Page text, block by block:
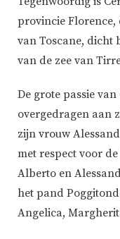
provincie
van Toscane, dicht
van de zee van
De grote passie
overgedragen aan
zijn vrouw
met respect voor
Alberto en
het pand
Angelica,